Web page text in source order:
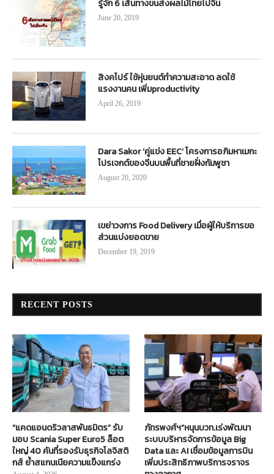
รู้จัก 6 เส้นทางขนส่งผลไม้ไทยไปจีน
June 20, 2019
สิงคโปร์ ใช้หุ่นยนต์ทำความสะอาด ลดใช้
แรงงานคน เพิ่มproductivity
April 26, 2019
Dara Sakor ‘คู่แข่ง EEC’ โครงการอภิมหาเมกะ
โปรเจกต์ของจีนบนพื้นที่ชายฝั่งกัมพูชา
August 20, 2020
เขย่าวงการ Food Delivery เมื่อผู้ให้บริการขอ
ส่วนแบ่งยอดขาย
December 19, 2019
RECENT POSTS
“แคดแอนดริวลาสพันธมิตร” รับ
มอบ Scania Super Euro5 ล็อต
ใหญ่ 40 คันที่รองรับธุรกิจโลจิสติ
กส์ ย้ำสแกนเนียความแข็งแกร่ง
ภัทรพงศ์ฯ”หนุนบวท.เร่งพัฒนา
ระบบบริหารจัดการข้อมูล Big
Data และ AI เชื่อมข้อมูลการบิน
เพิ่มประสิทธิภาพบริการจราจร